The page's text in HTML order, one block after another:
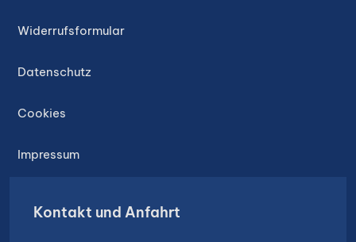
Widerrufsformular
Datenschutz
Cookies
Impressum
Kontakt und Anfahrt